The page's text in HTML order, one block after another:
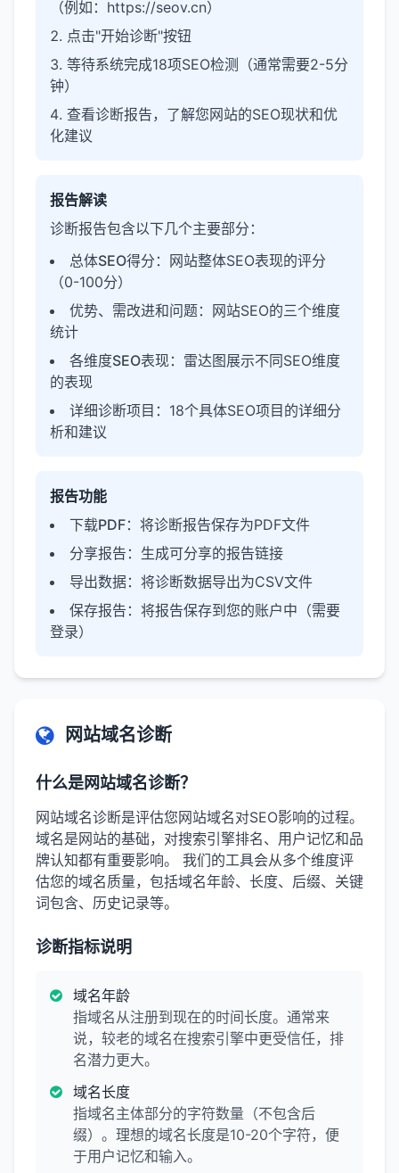
（例如：https://seov.cn）
点击"开始诊断"按钮
等待系统完成18项SEO检测（通常需要2-5分
钟）
查看诊断报告，了解您网站的SEO现状和优
化建议
报告解读
诊断报告包含以下几个主要部分：
总体SEO得分 ：网站整体SEO表现的评分
（0-100分）
优势、需改进和问题：网站SEO的三个维度
统计
各维度SEO表现：雷达图展示不同SEO维度
的表现
详细诊断项目 ：18个具体SEO项目的详细分
析和建议
报告功能
下载PDF：将诊断报告保存为PDF文件
分享报告 ：生成可分享的报告链接
导出数据：将诊断数据导出为CSV文件
保存报告 ：将报告保存到您的账户中（需要
登录）
网站域名诊断
什么是网站域名诊断？
网站域名诊断是评估您网站域名对SEO影响的过程。
域名是网站的基础，对搜索引擎排名、用户记忆和品
牌认知都有重要影响。 我们的工具会从多个维度评
估您的域名质量，包括域名年龄、长度、后缀、关键
词包含、历史记录等。
诊断指标说明
域名年龄
指域名从注册到现在的时间长度。通常来
说，较老的域名在搜索引擎中更受信任，排
名潜力更大。
域名长度
指域名主体部分的字符数量（不包含后
缀）。理想的域名长度是10-20个字符，便
于用户记忆和输入。